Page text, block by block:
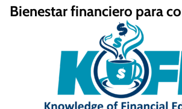
Bienestar financiero para